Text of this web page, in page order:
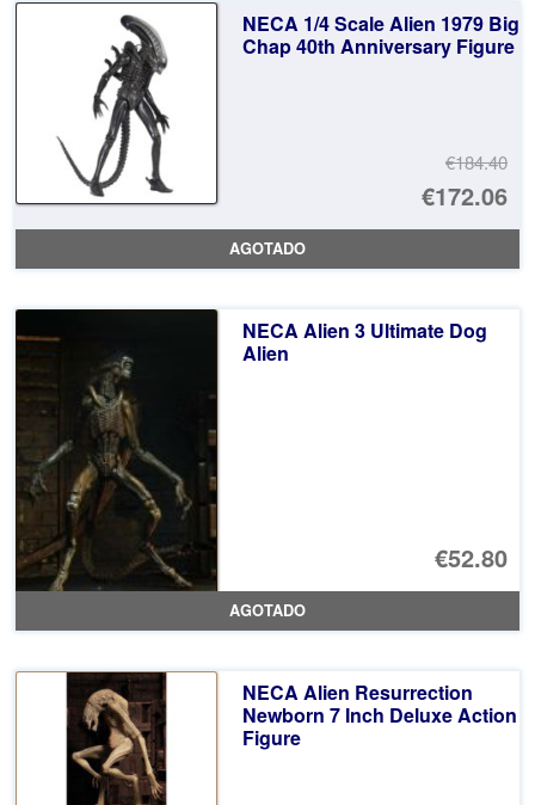
NECA 1/4 Scale Alien 1979 Big
Chap 40th Anniversary Figure
€184.40
El
€172.06
El
AGOTADO
NECA Alien 3 Ultimate Dog
Alien
€52.80
AGOTADO
NECA Alien Resurrection
Newborn 7 Inch Deluxe Action
Figure